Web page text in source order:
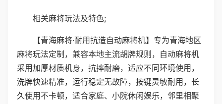
相关麻将玩法及特色;
【青海麻将·耐用抗造自动麻将机】专为青海地区
麻将玩法定制，兼容本地主流胡牌规则，自动麻将机
采用加厚材质机身，抗摔耐磨，适应不同环境使用，
洗牌快速精准，运行稳定无故障，按键灵敏耐用，长
久使用不卡顿，适合家庭、小院休闲娱乐，邻里相聚